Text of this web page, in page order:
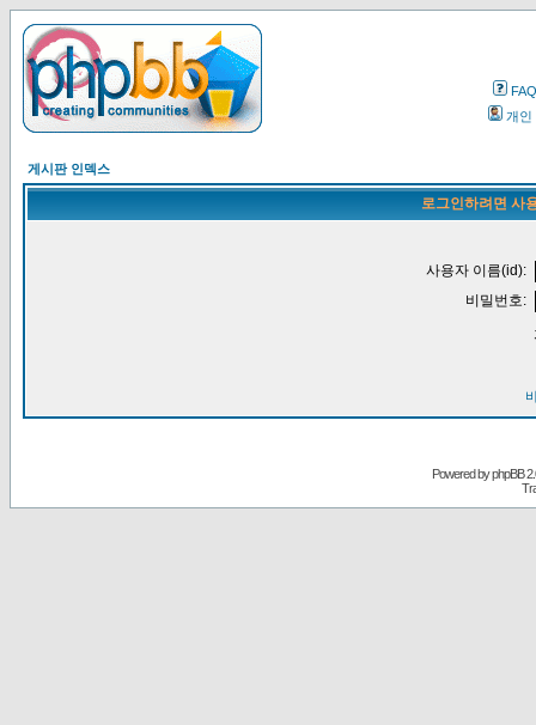
FAQ
개인
게시판 인덱스
로그인하려면 사
사용자 이름(id):
비밀번호:
Powered byphpBB